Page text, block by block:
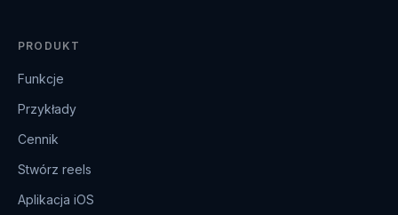
PRODUKT
Funkcje
Przykłady
Cennik
Stwórz reels
Aplikacja iOS